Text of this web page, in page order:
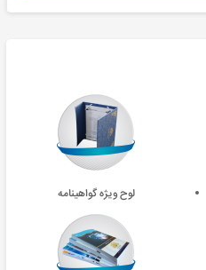
لوح ویژه گواهینامه